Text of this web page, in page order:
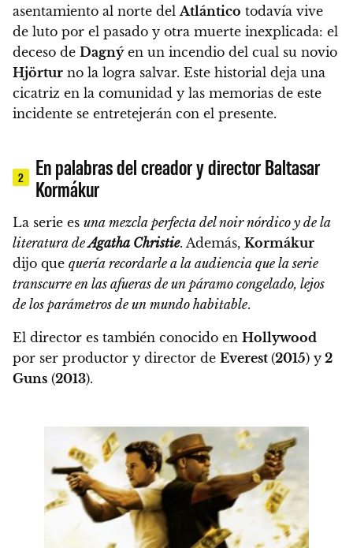
asentamiento al norte delAtlántico todavía vive
de luto por el pasado y otra muerte inexplicada: el
deceso de Dagnýen un incendio del cual su novio
Hjörtur no la logra salvar. Este historial deja una
cicatriz en la comunidad y las memorias de este
incidente se entretejerán con el presente.
2
En palabras del creador y director Baltasar
Kormákur
La serie es una mezcla perfecta del noir nórdico y de la
literatura deAgatha Christie. Además, Kormákur
dijo que quería recordarle a la audiencia que la serie
transcurre en las afueras de un páramo congelado, lejos
de los parámetros de un mundo habitable.
El director es también conocido en Hollywood
por ser productor y director de Everest (2015) y 2
Guns (2013).